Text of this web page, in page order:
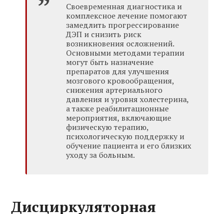
Своевременная диагностика и
комплексное лечение помогают
замедлить прогрессирование
ДЭП и снизить риск
возникновения осложнений.
Основными методами терапии
могут быть назначение
препаратов для улучшения
мозгового кровообращения,
снижения артериального
давления и уровня холестерина,
а также реабилитационные
мероприятия, включающие
физическую терапию,
психологическую поддержку и
обучение пациента и его близких
уходу за больным.
Дисциркуляторная